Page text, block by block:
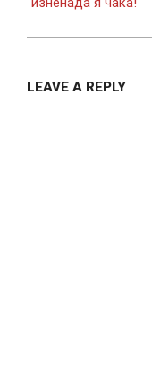
LEAVE A REPLY